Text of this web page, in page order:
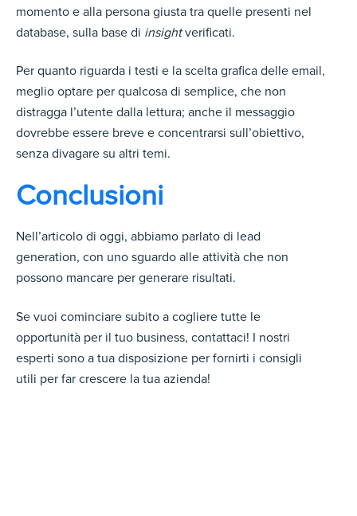
momento e alla persona giusta tra quelle presenti nel
database, sulla base di insightverificati.
Per quanto riguarda i testi e la scelta grafica delle email,
meglio optare per qualcosa di semplice, che non
distragga l’utente dalla lettura; anche il messaggio
dovrebbe essere breve e concentrarsi sull’obiettivo,
senza divagare su altri temi.
Conclusioni
Nell’articolo di oggi, abbiamo parlato di lead
generation, con uno sguardo alle attività che non
possono mancare per generare risultati.
Se vuoi cominciare subito a cogliere tutte le
opportunità per il tuo business, contattaci! I nostri
esperti sono a tua disposizione per fornirti i consigli
utili per far crescere la tua azienda!